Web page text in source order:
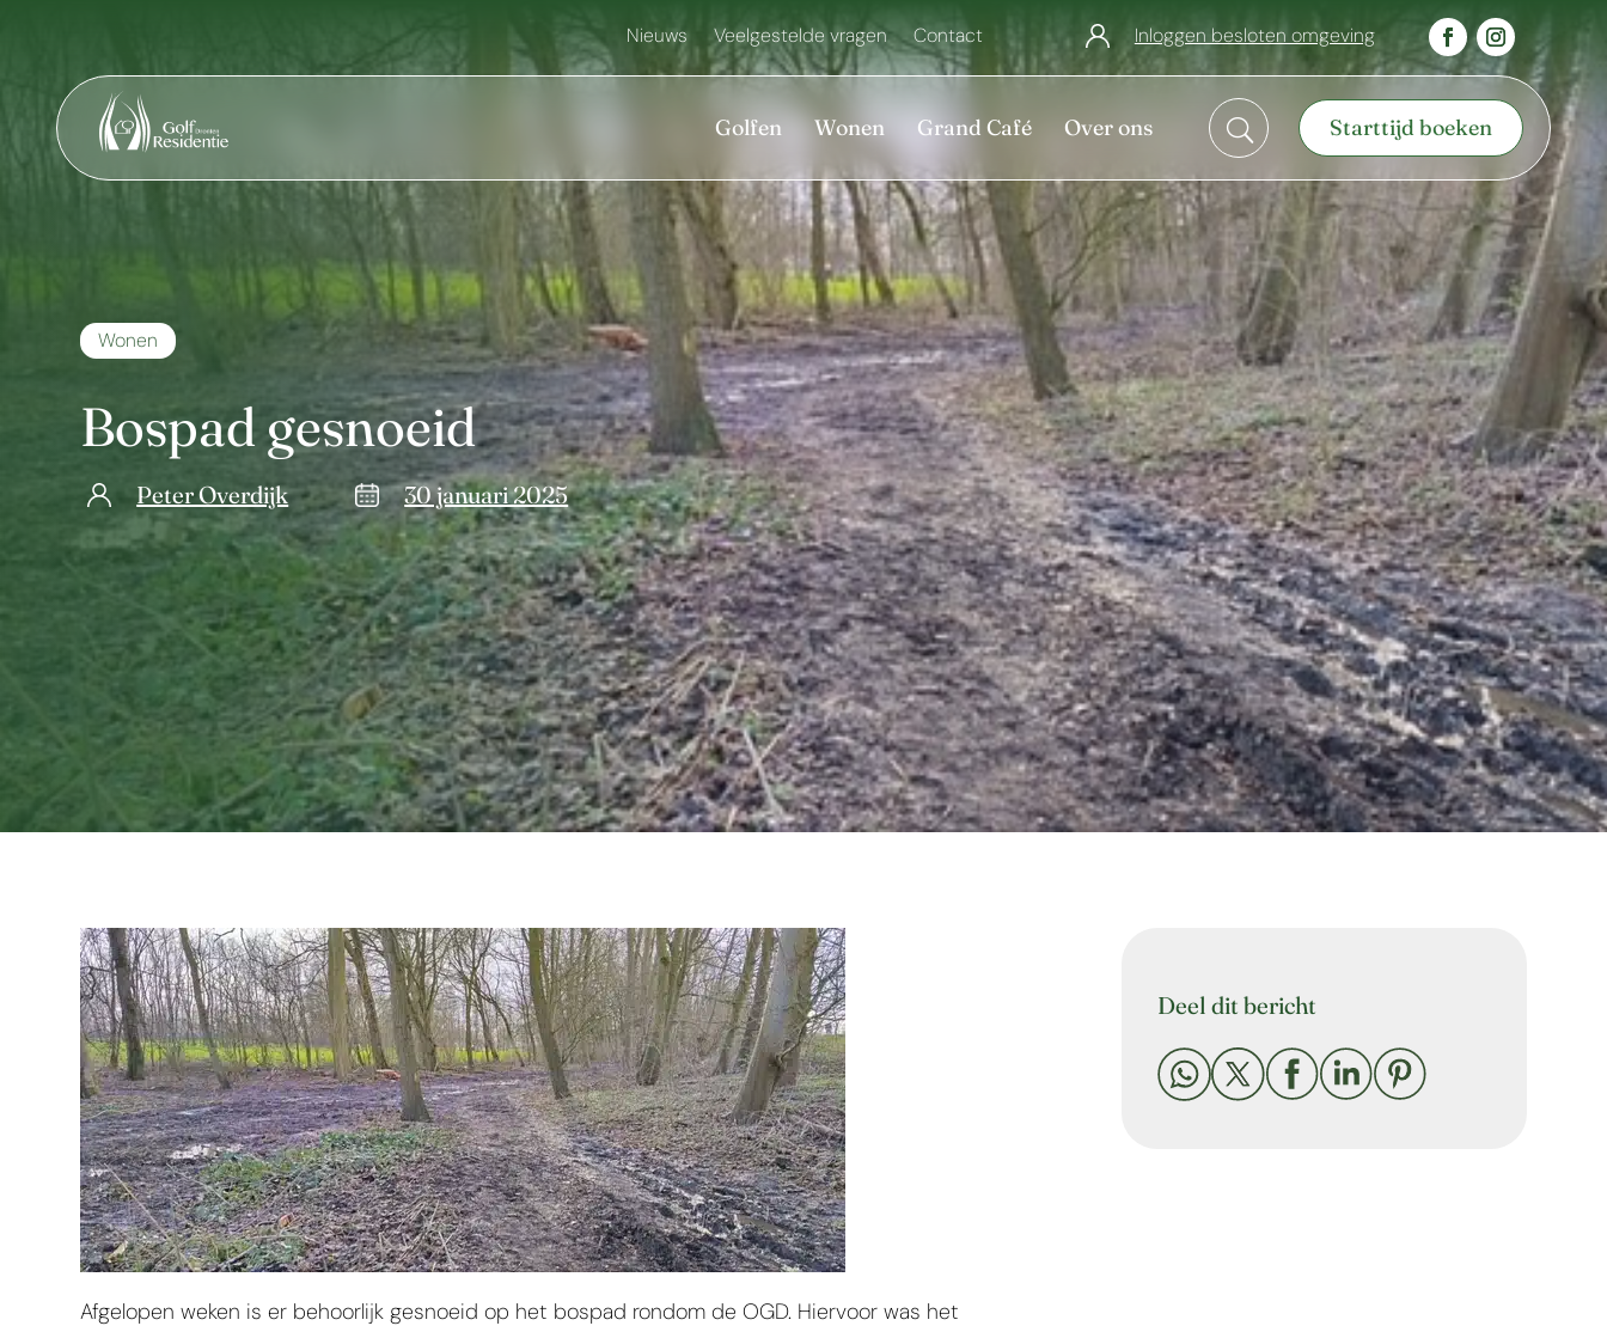
Nieuws Veelgestelde vragen Contact Inloggen besloten omgeving
Golfen Wonen Grand Café Over ons U Starttijd boeken
Wonen
Bospad gesnoeid
Peter Overdijk 30 januari 2025
Afgelopen weken is er behoorlijk gesnoeid op het bospad rondom de OGD. Hiervoor was het
Deel dit bericht
    